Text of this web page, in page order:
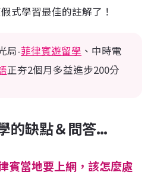
式學習最佳的註解了！
局-菲律賓遊留學 、中時電
正夯2個月多益進步200分
的缺點＆問答…
賓當地要上網，該怎麼處